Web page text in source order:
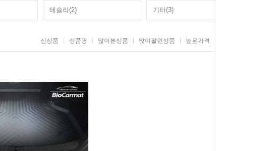
테슬라(2) 기타(3)
신상품 상품명 많이본상품 많이팔린상품 높은가격